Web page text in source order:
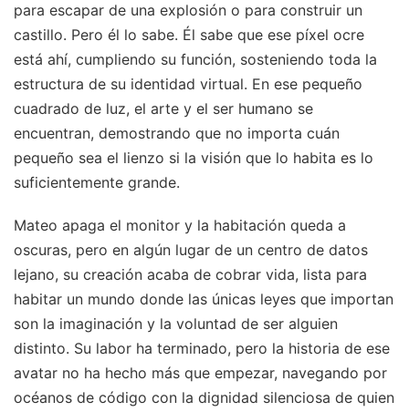
para escapar de una explosión o para construir un
castillo. Pero él lo sabe. Él sabe que ese píxel ocre
está ahí, cumpliendo su función, sosteniendo toda la
estructura de su identidad virtual. En ese pequeño
cuadrado de luz, el arte y el ser humano se
encuentran, demostrando que no importa cuán
pequeño sea el lienzo si la visión que lo habita es lo
suficientemente grande.
Mateo apaga el monitor y la habitación queda a
oscuras, pero en algún lugar de un centro de datos
lejano, su creación acaba de cobrar vida, lista para
habitar un mundo donde las únicas leyes que importan
son la imaginación y la voluntad de ser alguien
distinto. Su labor ha terminado, pero la historia de ese
avatar no ha hecho más que empezar, navegando por
océanos de código con la dignidad silenciosa de quien